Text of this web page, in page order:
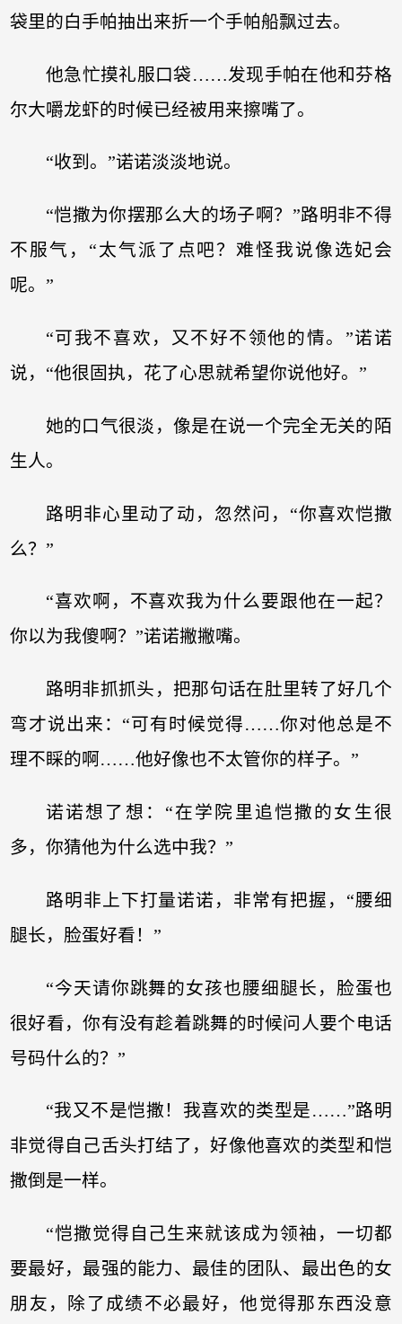
袋里的白手帕抽出来折一个手帕船飘过去。
他急忙摸礼服口袋……发现手帕在他和芬格
尔大嚼龙虾的时候已经被用来擦嘴了。
“收到。”诺诺淡淡地说。
“恺撒为你摆那么大的场子啊？”路明非不得
不服气，“太气派了点吧？难怪我说像选妃会
呢。”
“可我不喜欢，又不好不领他的情。”诺诺
说，“他很固执，花了心思就希望你说他好。”
她的口气很淡，像是在说一个完全无关的陌
生人。
路明非心里动了动，忽然问，“你喜欢恺撒
么？”
“喜欢啊，不喜欢我为什么要跟他在一起？
你以为我傻啊？”诺诺撇撇嘴。
路明非抓抓头，把那句话在肚里转了好几个
弯才说出来：“可有时候觉得……你对他总是不
理不睬的啊……他好像也不太管你的样子。”
诺诺想了想：“在学院里追恺撒的女生很
多，你猜他为什么选中我？”
路明非上下打量诺诺，非常有把握，“腰细
腿长，脸蛋好看！”
“今天请你跳舞的女孩也腰细腿长，脸蛋也
很好看，你有没有趁着跳舞的时候问人要个电话
号码什么的？”
“我又不是恺撒！我喜欢的类型是……”路明
非觉得自己舌头打结了，好像他喜欢的类型和恺
撒倒是一样。
“恺撒觉得自己生来就该成为领袖，一切都
要最好，最强的能力、最佳的团队、最出色的女
朋友，除了成绩不必最好，他觉得那东西没意